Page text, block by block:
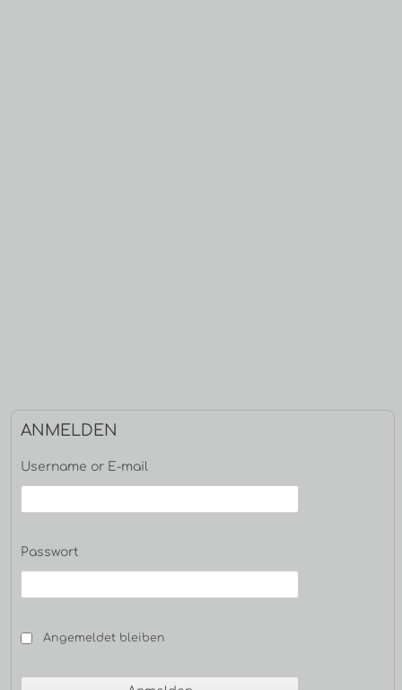
Haupt-
Seitenleiste
ANMELDEN
Username or E-mail
Passwort
Angemeldet bleiben